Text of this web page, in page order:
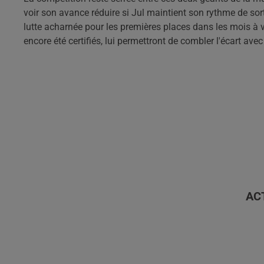
voir son avance réduire si Jul maintient son rythme de
lutte acharnée pour les premières places dans les mois
encore été certifiés, lui permettront de combler l'écart